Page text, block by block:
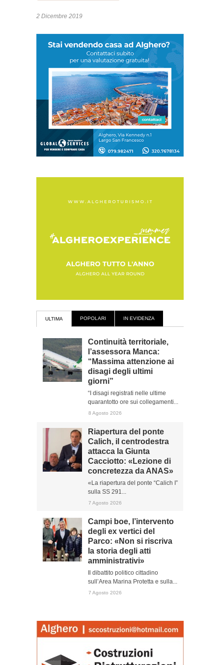
2 Dicembre 2019
ULTIMA POPOLARI IN EVIDENZA
Continuità territoriale,
l’assessora Manca:
“Massima attenzione ai
disagi degli ultimi
giorni”
“I disagi registrati nelle ultime
quarantotto ore sui collegamenti...
8 Agosto 2026
Riapertura del ponte
Calich, il centrodestra
attacca la Giunta
Cacciotto: «Lezione di
concretezza da ANAS»
«La riapertura del ponte “Calich I”
sulla SS 291...
7 Agosto 2026
Campi boe, l’intervento
degli ex vertici del
Parco: «Non si riscriva
la storia degli atti
amministrativi»
Il dibattito politico cittadino
sull’Area Marina Protetta e sulla...
7 Agosto 2026